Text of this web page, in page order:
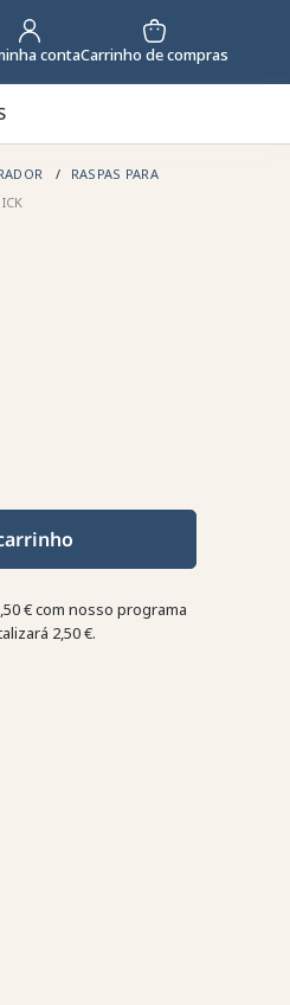
contaCarrinho de compras
RASPAS PARA
€com nosso programa
2,50 €.